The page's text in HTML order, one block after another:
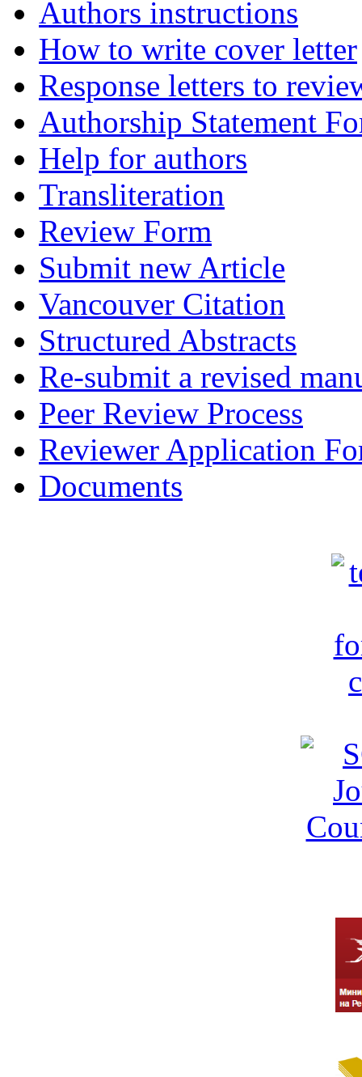
Authors instructions
How to write cover letter
Response letters to
Authorship Statement
Help for authors
Transliteration
Review Form
Submit new Article
Vancouver Citation
Structured Abstracts
Re-submit a revised
Peer Review Process
Reviewer Application
Documents